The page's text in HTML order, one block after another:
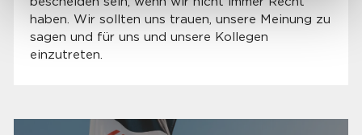
haben. Wir sollten uns trauen, unsere Meinung zu
sagen und für uns und unsere Kollegen
einzutreten.